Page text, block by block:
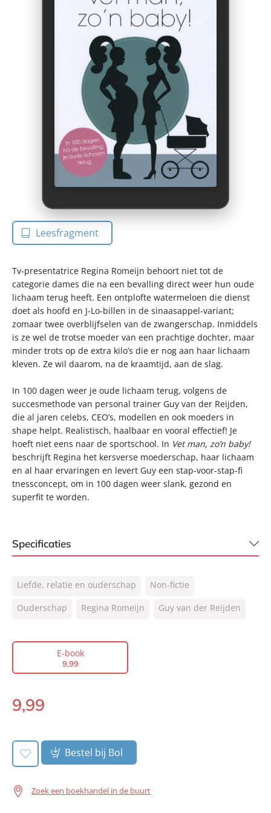
Leesfragment
Tv-presentatrice Regina Romeijn behoort niet tot de
categorie dames die na een bevalling direct weer hun oude
lichaam terug heeft. Een ontplofte watermeloen die dienst
doet als hoofd en J-Lo-billen in de sinaasappel-variant;
zomaar twee overblijfselen van de zwangerschap. Inmiddels
is ze wel de trotse moeder van een prachtige dochter, maar
minder trots op de extra kilo’s die er nog aan haar lichaam
kleven. Ze wil daarom, na de kraamtijd, aan de slag.
In 100 dagen weer je oude lichaam terug, volgens de
succesmethode van personal trainer Guy van der Reijden,
die al jaren celebs, CEO’s, modellen en ook moeders in
shape helpt. Realistisch, haalbaar en vooral effectief! Je
hoeft niet eens naar de sportschool. In Vet man, zo’n baby!
beschrijft Regina het kersverse moederschap, haar lichaam
en al haar ervaringen en levert Guy een stap-voor-stap-fi
tnessconcept, om in 100 dagen weer slank, gezond en
superfit te worden.
Specificaties
NUR:
850
Type:
E-book
Reijden
Aantal pagina's:
216
Verschijningsdatum:
Liefde, relatie en ouderschap
Non-fictie
Ouderschap
Regina Romeijn Guy van der Reijden
E-book
9,99
E-
9,99
Bestel bij Bol
Zoek een boekhandel in de buurt